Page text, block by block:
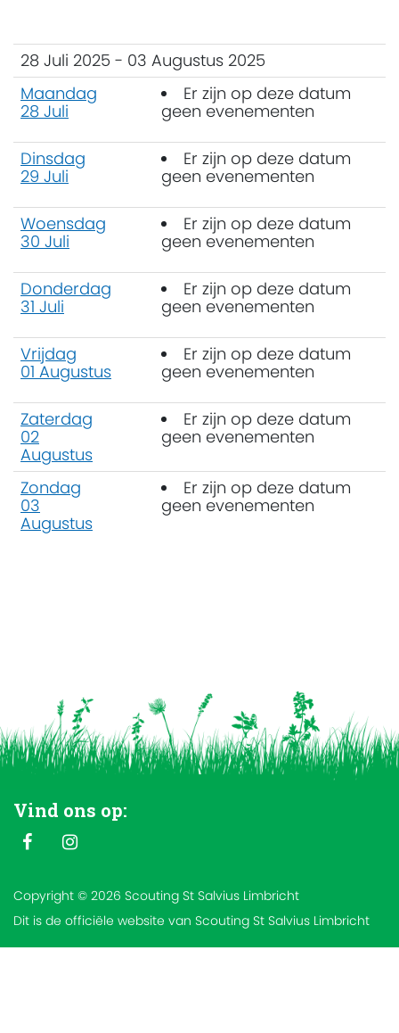
28 Juli 2025 - 03 Augustus 2025
Maandag
28 Juli
Er zijn op deze datum
geen evenementen
Dinsdag
29 Juli
Er zijn op deze datum
geen evenementen
Woensdag
30 Juli
Er zijn op deze datum
geen evenementen
Donderdag
31 Juli
Er zijn op deze datum
geen evenementen
Vrijdag
01 Augustus
Er zijn op deze datum
geen evenementen
Zaterdag
02
Augustus
Er zijn op deze datum
geen evenementen
Zondag
03
Augustus
Er zijn op deze datum
geen evenementen
Vind ons op:
Copyright © 2026 Scouting St Salvius Limbricht
Dit is de officiële website van Scouting St Salvius Limbricht